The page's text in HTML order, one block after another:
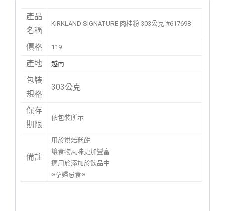
產品
名稱
KIRKLAND SIGNATURE 肉桂粉 303公克 #617698
價格 119
產地 越南
包裝
規格
303公克
保存
期限
依包裝所示
備註
用於烘焙糕餅
讓食物風味更加豐富
適用於添加於飲品中
※孕婦忌食※